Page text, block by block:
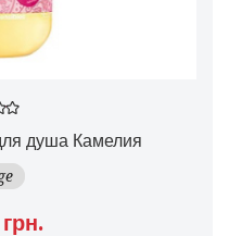
душа Камелия